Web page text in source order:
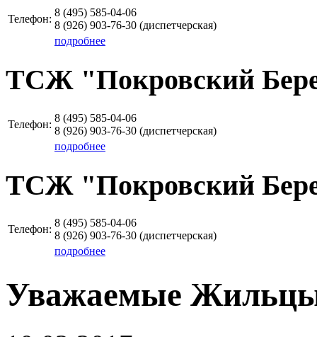
Телефон:
8 (495) 585-04-06
8 (926) 903-76-30 (диспетчерская)
подробнее
ТСЖ "Покровский
Телефон:
8 (495) 585-04-06
8 (926) 903-76-30 (диспетчерская)
подробнее
ТСЖ "Покровский
Телефон:
8 (495) 585-04-06
8 (926) 903-76-30 (диспетчерская)
подробнее
Уважаемые